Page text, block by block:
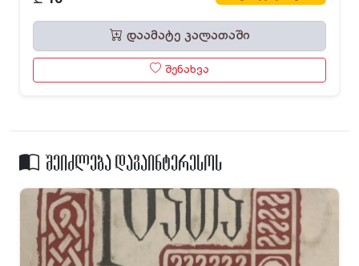
დაამატე კალათაში
შენახვა
შეიძლება დაგაინტერესოს